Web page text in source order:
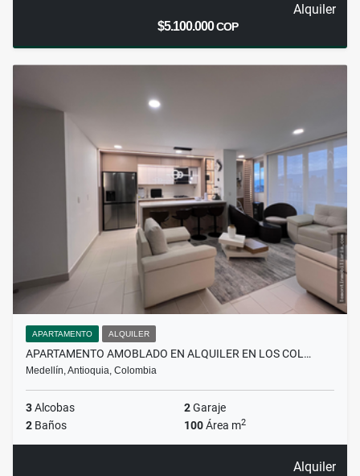
Alquiler
$5.100.000COP
APARTAMENTO ALQUILER
APARTAMENTO AMOBLADO EN ALQUILER EN LOS COL…
Medellín, Antioquia, Colombia
3Alcobas 2Garaje
2 Baños 100Área m2
Alquiler